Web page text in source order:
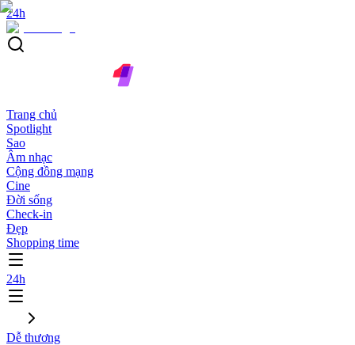
24h
Trang chủ
Spotlight
Sao
Âm nhạc
Cộng đồng mạng
Cine
Đời sống
Check-in
Đẹp
Shopping time
24h
Dễ thương